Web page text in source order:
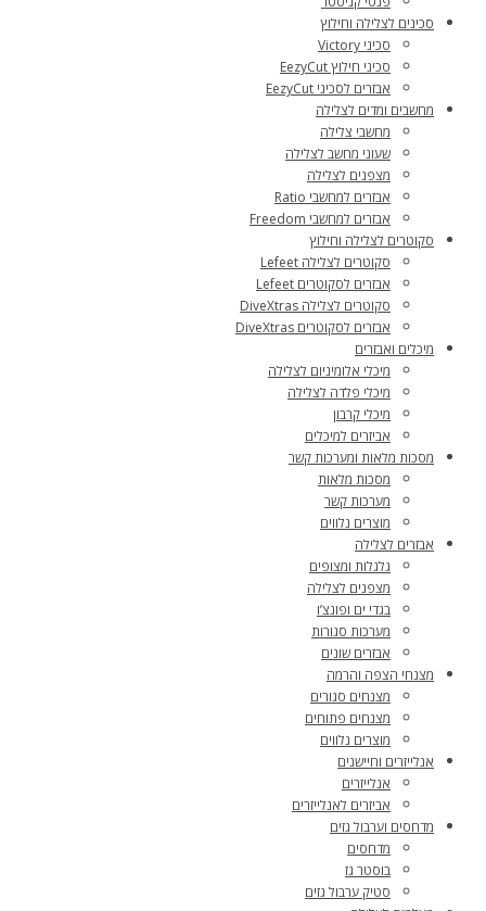
סכינים לצלילה וחילוץ
סכיני Victory
סכיני חילוץ EezyCut
אבזרים לסכיני EezyCut
מחשבים ומדים לצלילה
מחשבי צלילה
שעוני מחשב לצלילה
מצפנים לצלילה
אבזרים למחשבי Ratio
אבזרים למחשבי Freedom
סקוטרים לצלילה וחילוץ
סקוטרים לצלילה Lefeet
אבזרים לסקוטרים Lefeet
סקוטרים לצלילה DiveXtras
אבזרים לסקוטרים DiveXtras
מיכלים ואבזרים
מיכלי אלומיניום לצלילה
מיכלי פלדה לצלילה
מיכלי קרבון
אביזרים למיכלים
מסכות מלאות ומערכות קשר
מסכות מלאות
מערכות קשר
מוצרים נלווים
אבזרים לצלילה
גלגלות ומצופים
מצפנים לצלילה
בגדי ים ופונצ’ו
מערכות סגורות
אבזרים שונים
מצנחי הצפה והרמה
מצנחים סגורים
מצנחים פתוחים
מוצרים נלווים
אנלייזרים וחיישנים
אנלייזרים
אביזרים לאנלייזרים
מדחסים וערבול גזים
מדחסים
בוסטר גז
סטיק ערבול גזים